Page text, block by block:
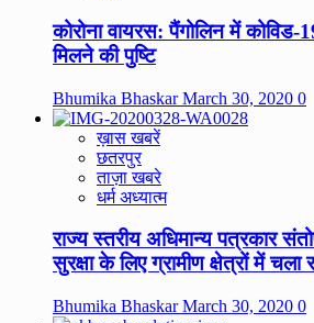
कोरोना वायरस: पैंगोलिन में
मिलने की पुष्टि
Bhumika BhaskarMarch 30, 2020 0
ख़ास खबरें
छतरपुर
ताज़ा खबरे
धर्म अध्यात्म
राज्य स्तरीय अधिमान्य पत्रकार
सुरक्षा के लिए ग्रामीण क्षेत्रों में
Bhumika BhaskarMarch 30, 2020 0